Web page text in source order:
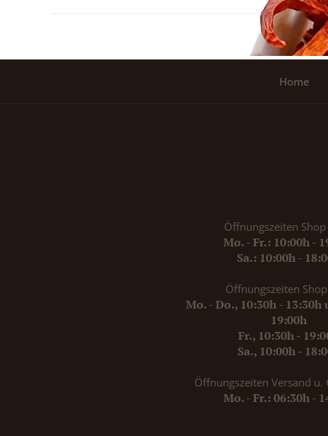
Home
Öffnungszeiten
Mo. - Fr.: 10:00h -
Sa.: 10:00h -
Öffnungszeiten
Mo. - Do., 10:30h - 13:30h
19:00h
Fr., 10:30h -
Sa., 10:00h -
Öffnungszeiten Versand u.
Mo. - Fr.: 06:30h -